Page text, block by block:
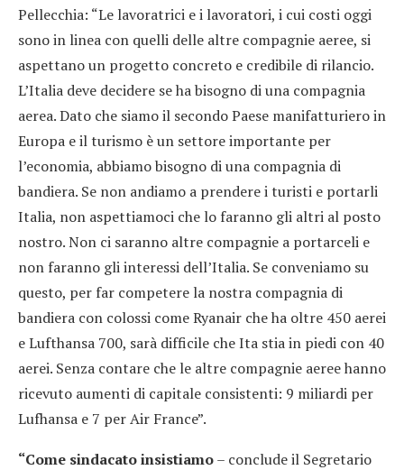
Pellecchia: “Le lavoratrici e i lavoratori, i cui costi oggi
sono in linea con quelli delle altre compagnie aeree, si
aspettano un progetto concreto e credibile di rilancio.
L’Italia deve decidere se ha bisogno di una compagnia
aerea. Dato che siamo il secondo Paese manifatturiero in
Europa e il turismo è un settore importante per
l’economia, abbiamo bisogno di una compagnia di
bandiera. Se non andiamo a prendere i turisti e portarli
Italia, non aspettiamoci che lo faranno gli altri al posto
nostro. Non ci saranno altre compagnie a portarceli e
non faranno gli interessi dell’Italia. Se conveniamo su
questo, per far competere la nostra compagnia di
bandiera con colossi come Ryanair che ha oltre 450 aerei
e Lufthansa 700, sarà difficile che Ita stia in piedi con 40
aerei. Senza contare che le altre compagnie aeree hanno
ricevuto aumenti di capitale consistenti: 9 miliardi per
Lufhansa e 7 per Air France”.
“Come sindacato insistiamo– conclude il Segretario